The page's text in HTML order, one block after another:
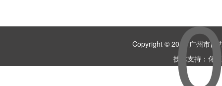
Copyright © 2018 广州市
技术支持： 化